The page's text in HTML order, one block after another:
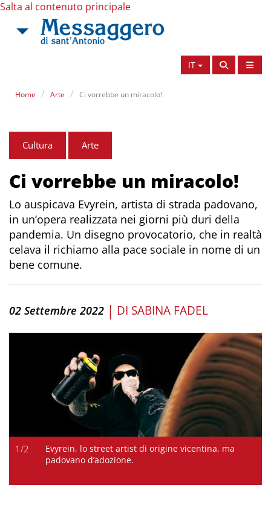
Salta al contenuto principale
IT
Home Arte Ci vorrebbe un miracolo!
Cultura Arte
Ci vorrebbe un miracolo!
Lo auspicava Evyrein, artista di strada padovano,
in un’opera realizzata nei giorni più duri della
pandemia. Un disegno provocatorio, che in realtà
celava il richiamo alla pace sociale in nome di un
bene comune.
02 Settembre 2022 | DI SABINA FADEL
1 /2
Evyrein, lo street artist di origine vicentina, ma
padovano d’adozione.